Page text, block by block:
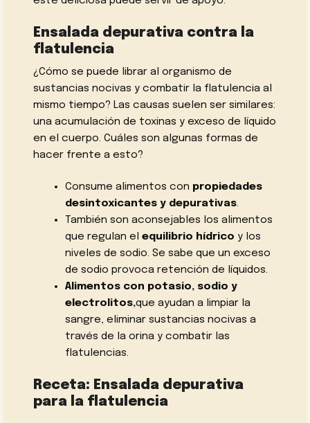
Ensalada depurativa contra la
flatulencia
¿Cómo se puede librar al organismo de
sustancias nocivas y combatir la flatulencia al
mismo tiempo? Las causas suelen ser similares:
una acumulación de toxinas y exceso de líquido
en el cuerpo. Cuáles son algunas formas de
hacer frente a esto?
Consume alimentos con propiedades
desintoxicantes y depurativas.
También son aconsejables los alimentos
que regulan el equilibrio hídrico y los
niveles de sodio. Se sabe que un exceso
de sodio provoca retención de líquidos.
Alimentos con potasio, sodio y
electrolitos,que ayudan a limpiar la
sangre, eliminar sustancias nocivas a
través de la orina y combatir las
flatulencias.
Receta: Ensalada depurativa
para la flatulencia